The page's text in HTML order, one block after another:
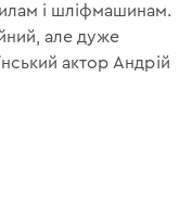
і шліфмашинам.
але дуже
актор Андрій